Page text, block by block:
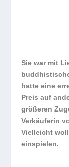
Sie war mit
hatte eine
Preis auf
größeren
Verkäuferin
Vielleicht
einspielen.